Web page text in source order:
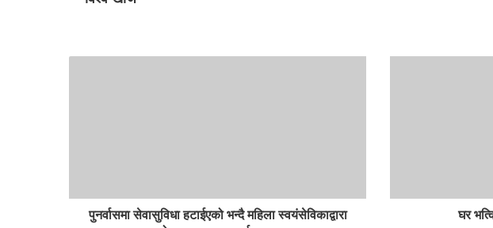
पुनर्वासमा सेवासुविधा हटाईएको भन्दै महिला स्वयंसेविकाद्वारा
घर